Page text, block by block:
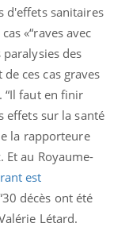
d'effets sanitaires
«“raves avec
paralysies des
ces cas graves
“Il faut en finir
effets sur la santé
la rapporteure
Et au Royaume-
est
décès ont été
Létard.